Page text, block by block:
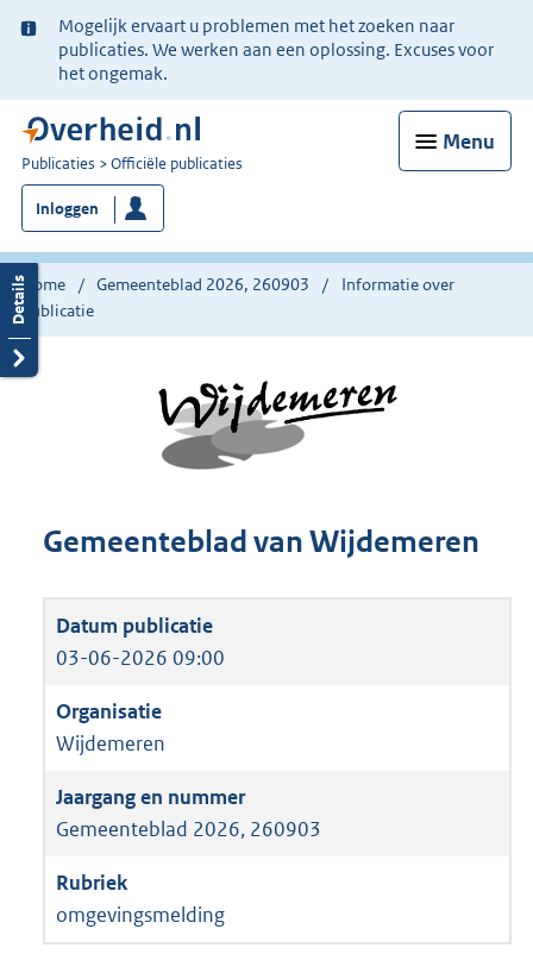
Ter
informatie:
Mogelijk ervaart u problemen met het zoeken naar
publicaties. We werken aan een oplossing. Excuses voor
het ongemak.
Menu
U
bent
nu
hier:
Publicaties Officiële publicaties
Inloggen
Home Gemeenteblad 2026, 260903
Informatie over
publicatie
Gemeenteblad van Wijdemeren
03-06-2026 09:00
Wijdemeren
Gemeenteblad 2026, 260903
omgevingsmelding